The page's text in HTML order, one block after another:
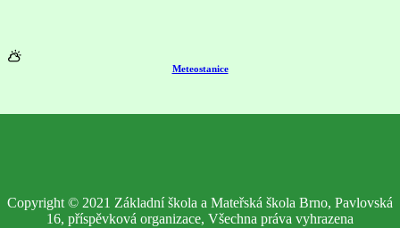
Meteostanice
Copyright © 2021 Základní škola a Mateřská škola Brno, Pavlovská
16, příspěvková organizace, Všechna práva vyhrazena